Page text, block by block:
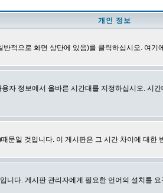
개인 정보
반적으로 화면 상단에 있음)를 클릭하십시오. 여기
자 정보에서 올바른 시간대를 지정하십시오.
일 것입니다. 이 게시판은 그 시간 차이에 대한
다. 게시판 관리자에게 필요한 언어의 설치를